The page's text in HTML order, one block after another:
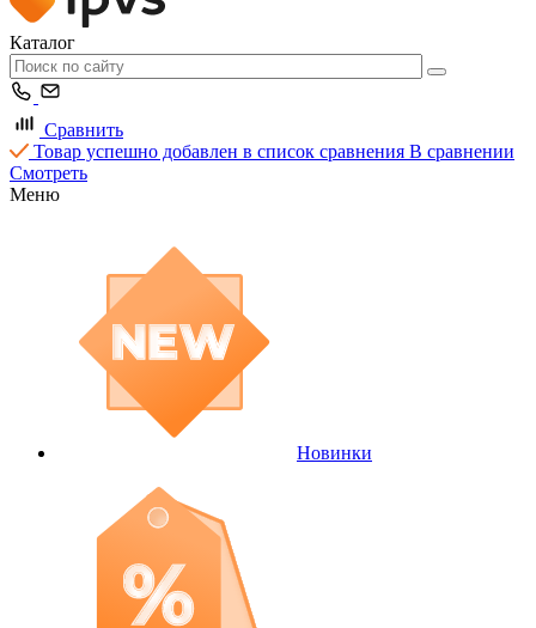
Каталог
Сравнить
Товар успешно добавлен в список сравнения В сравнении
Смотреть
Меню
Новинки